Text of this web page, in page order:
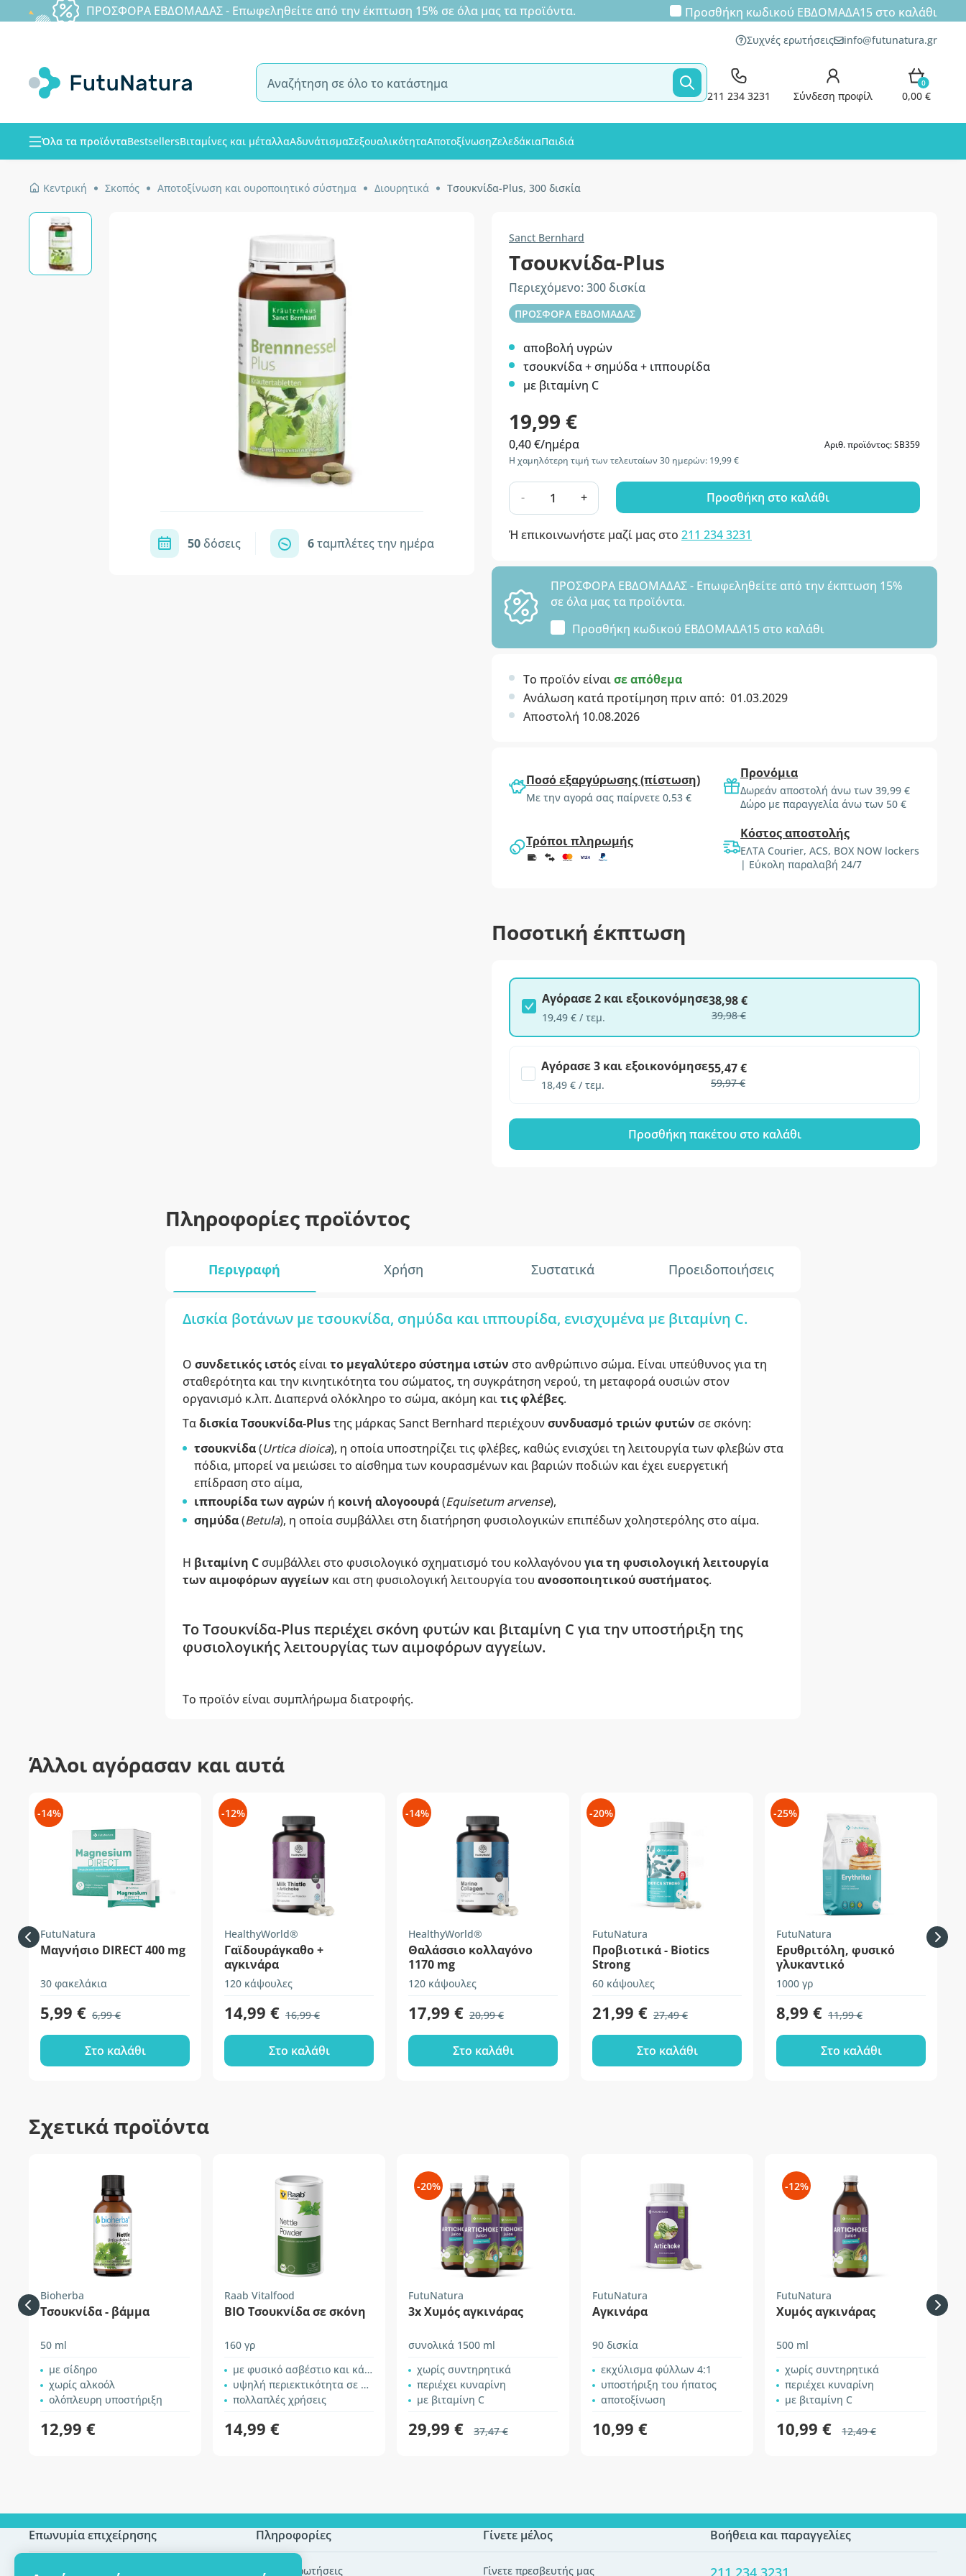
ΠΡΟΣΦΟΡΑ ΕΒΔΟΜΑΔΑΣ - Επωφεληθείτε από την έκπτωση 15% σε όλα μας τα προϊόντα. Προσθήκη κωδικού ΕΒΔΟΜΑΔΑ15στο καλάθι
Συχνές ερωτήσεις info@futunatura.gr
211 234 3231 Σύνδεση προφίλ
0
0,00 €
Όλα τα προϊόνταBestsellersΒιταμίνες και μέταλλαΑδυνάτισμαΣεξουαλικότηταΑποτοξίνωσηΖελεδάκιαΠαιδιά
Κεντρική Σκοπός Αποτοξίνωση και ουροποιητικό σύστημα Διουρητικά Τσουκνίδα-Plus, 300 δισκία
50δόσεις 6ταμπλέτες την ημέρα
Sanct Bernhard
Τσουκνίδα-Plus
Περιεχόμενο: 300 δισκία
ΠΡΟΣΦΟΡΑ ΕΒΔΟΜΑΔΑΣ
αποβολή υγρών
τσουκνίδα + σημύδα + ιππουρίδα
με βιταμίνη C
19,99 €
0,40 €/ημέρα
Αριθ. προϊόντος: SB359
Η χαμηλότερη τιμή των τελευταίων 30 ημερών: 19,99 €
- + Προσθήκη στο καλάθι
Ή επικοινωνήστε μαζί μας στο 211 234 3231
ΠΡΟΣΦΟΡΑ ΕΒΔΟΜΑΔΑΣ - Επωφεληθείτε από την έκπτωση 15%
σε όλα μας τα προϊόντα.
Προσθήκη κωδικού ΕΒΔΟΜΑΔΑ15 στο καλάθι
Το προϊόν είναισε απόθεμα
Ανάλωση κατά προτίμηση πριν από: 01.03.2029
Αποστολή 10.08.2026
Ποσό εξαργύρωσης (πίστωση)
Με την αγορά σας παίρνετε 0,53 €
Προνόμια
Δωρεάν αποστολή άνω των 39,99 €
Δώρο με παραγγελία άνω των 50 €
Τρόποι πληρωμής Κόστος αποστολής
ΕΛΤΑ Courier, ACS, BOX NOW lockers
| Εύκολη παραλαβή 24/7
Ποσοτική έκπτωση
Αγόρασε 2 και εξοικονόμησε
19,49 € / τεμ.
38,98 €
39,98 €
Αγόρασε 3 και εξοικονόμησε
18,49 € / τεμ.
55,47 €
59,97 €
Προσθήκη πακέτου στο καλάθι
Πληροφορίες προϊόντος
Περιγραφή Χρήση Συστατικά Προειδοποιήσεις
Δισκία βοτάνων με τσουκνίδα, σημύδα και ιππουρίδα, ενισχυμένα με βιταμίνη C.
Ο συνδετικός ιστόςείναιτο μεγαλύτερο σύστημα ιστών στο ανθρώπινο σώμα. Είναι υπεύθυνος για τη
σταθερότητα και την κινητικότητα του σώματος, τη συγκράτηση νερού, τη μεταφορά ουσιών στον
οργανισμό κ.λπ. Διαπερνά ολόκληρο το σώμα, ακόμη καιτις φλέβες.
Ταδισκία Τσουκνίδα-Plusτης μάρκας Sanct Bernhard περιέχουνσυνδυασμό τριών φυτών σε σκόνη:
τσουκνίδα(Urtica dioica), η οποία υποστηρίζει τις φλέβες, καθώς ενισχύει τη λειτουργία των φλεβών στα
πόδια, μπορεί να μειώσει το αίσθημα των κουρασμένων και βαριών ποδιών και έχει ευεργετική
επίδραση στο αίμα,
ιππουρίδα των αγρών ή κοινή αλογοουρά(Equisetum arvense),
σημύδα(Betula), η οποία συμβάλλει στη διατήρηση φυσιολογικών επιπέδων χοληστερόλης στο αίμα.
Η βιταμίνη Cσυμβάλλει στο φυσιολογικό σχηματισμό του κολλαγόνου για τη φυσιολογική λειτουργία
των αιμοφόρων αγγείων και στη φυσιολογική λειτουργία του ανοσοποιητικού συστήματος.
Το Τσουκνίδα-Plus περιέχει σκόνη φυτών και βιταμίνη C για την υποστήριξη της
φυσιολογικής λειτουργίας των αιμοφόρων αγγείων.
Το προϊόν είναι συμπλήρωμα διατροφής.
Άλλοι αγόρασαν και αυτά
-14%
FutuNatura
Μαγνήσιο DIRECT 400 mg
30 φακελάκια
5,99 € 6,99 €
Στο καλάθι
-12%
HealthyWorld®
Γαϊδουράγκαθο +
αγκινάρα
120 κάψουλες
14,99 € 16,99 €
Στο καλάθι
-14%
HealthyWorld®
Θαλάσσιο κολλαγόνο
1170 mg
120 κάψουλες
17,99 € 20,99 €
Στο καλάθι
-20%
FutuNatura
Προβιοτικά - Biotics
Strong
60 κάψουλες
21,99 € 27,49 €
Στο καλάθι
-25%
FutuNatura
Ερυθριτόλη, φυσικό
γλυκαντικό
1000 γρ
8,99 € 11,99 €
Στο καλάθι
Σχετικά προϊόντα
Bioherba
Τσουκνίδα - βάμμα
50 ml
με σίδηρο
χωρίς αλκοόλ
ολόπλευρη υποστήριξη
12,99 €
Raab Vitalfood
BIO Τσουκνίδα σε σκόνη
160 γρ
με φυσικό ασβέστιο και κάλιο
υψηλή περιεκτικότητα σε πρωτεΐνες
πολλαπλές χρήσεις
14,99 €
-20%
FutuNatura
3x Χυμός αγκινάρας
συνολικά 1500 ml
χωρίς συντηρητικά
περιέχει κυναρίνη
με βιταμίνη C
29,99 € 37,47 €
FutuNatura
Αγκινάρα
90 δισκία
εκχύλισμα φύλλων 4:1
υποστήριξη του ήπατος
αποτοξίνωση
10,99 €
-12%
FutuNatura
Χυμός αγκινάρας
500 ml
χωρίς συντηρητικά
περιέχει κυναρίνη
με βιταμίνη C
10,99 € 12,49 €
Επωνυμία επιχείρησης
Πιστοποίηση ECO
Πληροφορίες
Συχνές ερωτήσεις
Γίνετε μέλος
Γίνετε πρεσβευτής μας
Βοήθεια και παραγγελίες
211 234 3231